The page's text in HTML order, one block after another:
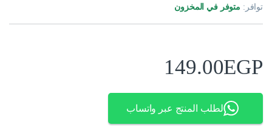
توافر: متوفر في المخزون
149.00EGP
لطلب المنتج عبر واتساب